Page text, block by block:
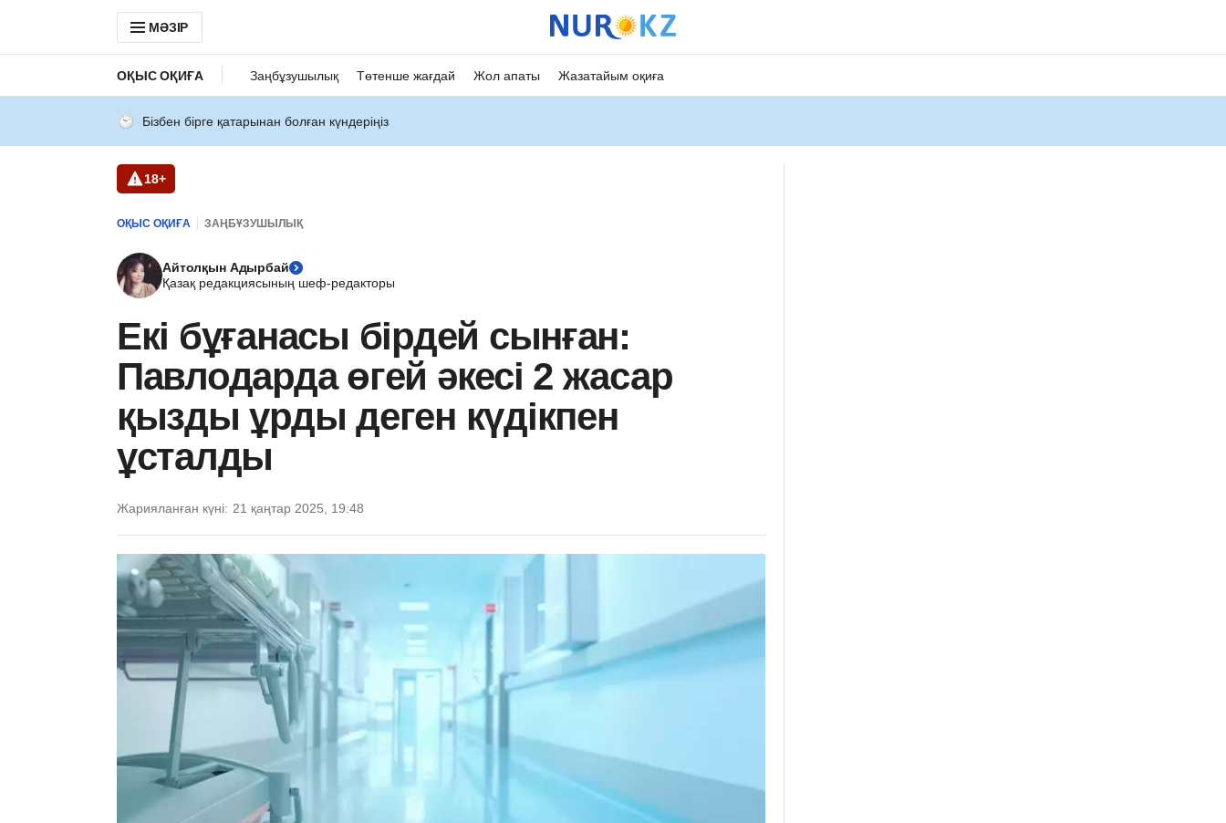
МӘЗІР
ОҚЫС ОҚИҒА Заңбұзушылық Төтенше жағдай Жол апаты Жазатайым оқиға
Бізбен бірге қатарынан болған күндеріңіз
18+
ОҚЫС ОҚИҒА ЗАҢБҰЗУШЫЛЫҚ
Айтолқын Адырбай
Қазақ редакциясының шеф-редакторы
Екі бұғанасы бірдей сынған:
Павлодарда өгей әкесі 2 жасар
қызды ұрды деген күдікпен
ұсталды
Жарияланған күні: 21 қаңтар 2025, 19:48